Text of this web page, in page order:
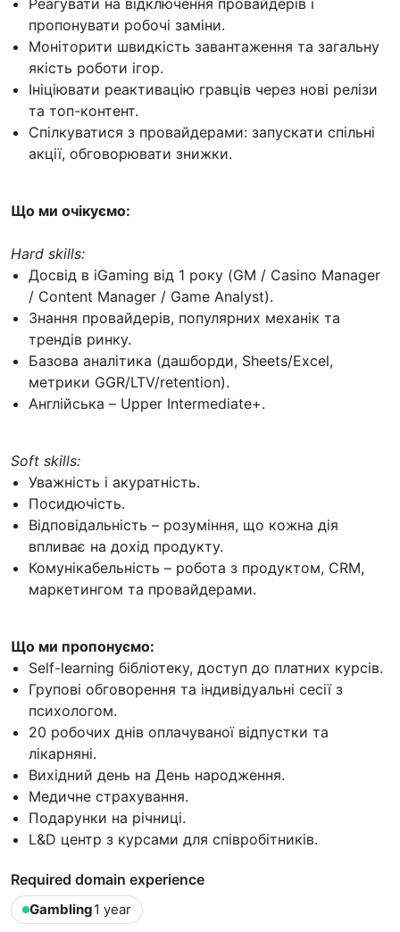
пропонувати робочі заміни.
Моніторити швидкість завантаження та загальну
якість роботи ігор.
Ініціювати реактивацію гравців через нові релізи
та топ-контент.
Спілкуватися з провайдерами: запускати спільні
акції, обговорювати знижки.
Що ми очікуємо:
Hard skills:
Досвід в iGaming від 1 року (GM / Casino Manager
/ Content Manager / Game Analyst).
Знання провайдерів, популярних механік та
трендів ринку.
Базова аналітика (дашборди, Sheets/Excel,
метрики GGR/LTV/retention).
Англійська – Upper Intermediate+.
Soft skills:
Уважність і акуратність.
Посидючість.
Відповідальність – розуміння, що кожна дія
впливає на дохід продукту.
Комунікабельність – робота з продуктом, CRM,
маркетингом та провайдерами.
Що ми пропонуємо:
Self-learning бібліотеку, доступ до платних курсів.
Групові обговорення та індивідуальні сесії з
психологом.
20 робочих днів оплачуваної відпустки та
лікарняні.
Вихідний день на День народження.
Медичне страхування.
Подарунки на річниці.
L&D центр з курсами для співробітників.
Required domain experience
Gambling1 year